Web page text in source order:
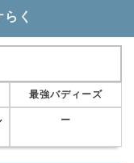
く
最強バディーズ
ー